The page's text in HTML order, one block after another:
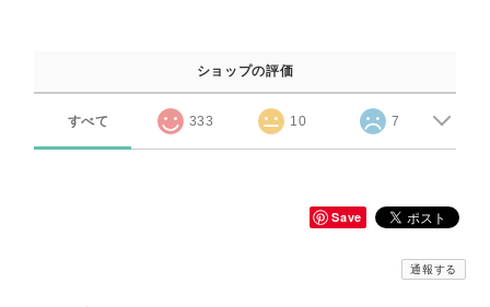
ショップの評価
すべて 333 10 7
Save
通報する